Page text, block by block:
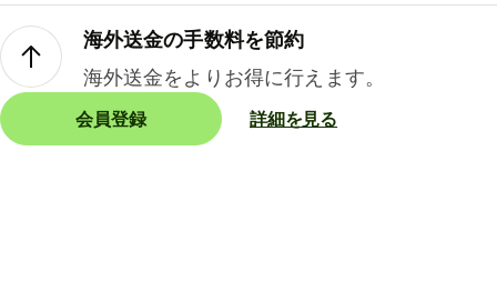
海外送金の手数料を節約
海外送金をよりお得に行えます。
会員登録 詳細を見る